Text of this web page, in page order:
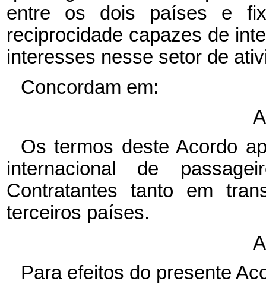
entre os dois países e
reciprocidade capazes de
interesses nesse setor de
Concordam em:
Os termos deste Acordo
internacional de
Contratantes tanto em
terceiros países.
Para efeitos do presente